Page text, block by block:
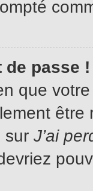
de passe !
que
sur J’ai